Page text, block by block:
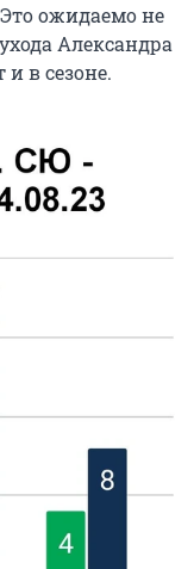
ожидаемо не
Александра
в сезоне.